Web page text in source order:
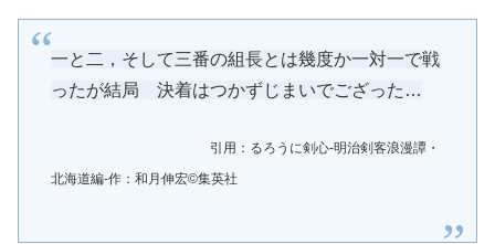
一と二，そして三番の組長とは幾度か一対一で戦
ったが結局 決着はつかずじまいでござった…
引用：るろうに剣心-明治剣客浪漫譚・
北海道編-作：和月伸宏©︎集英社